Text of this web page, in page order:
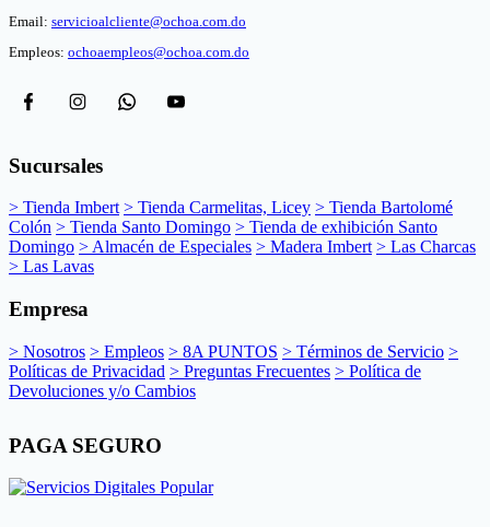
Email: servicioalcliente@ochoa.com.do
Empleos: ochoaempleos@ochoa.com.do
Sucursales
> Tienda Imbert > Tienda Carmelitas, Licey > Tienda Bartolomé
Colón > Tienda Santo Domingo > Tienda de exhibición Santo
Domingo > Almacén de Especiales > Madera Imbert > Las Charcas
> Las Lavas
Empresa
> Nosotros > Empleos > 8A PUNTOS > Términos de Servicio >
Políticas de Privacidad > Preguntas Frecuentes > Política de
Devoluciones y/o Cambios
PAGA SEGURO